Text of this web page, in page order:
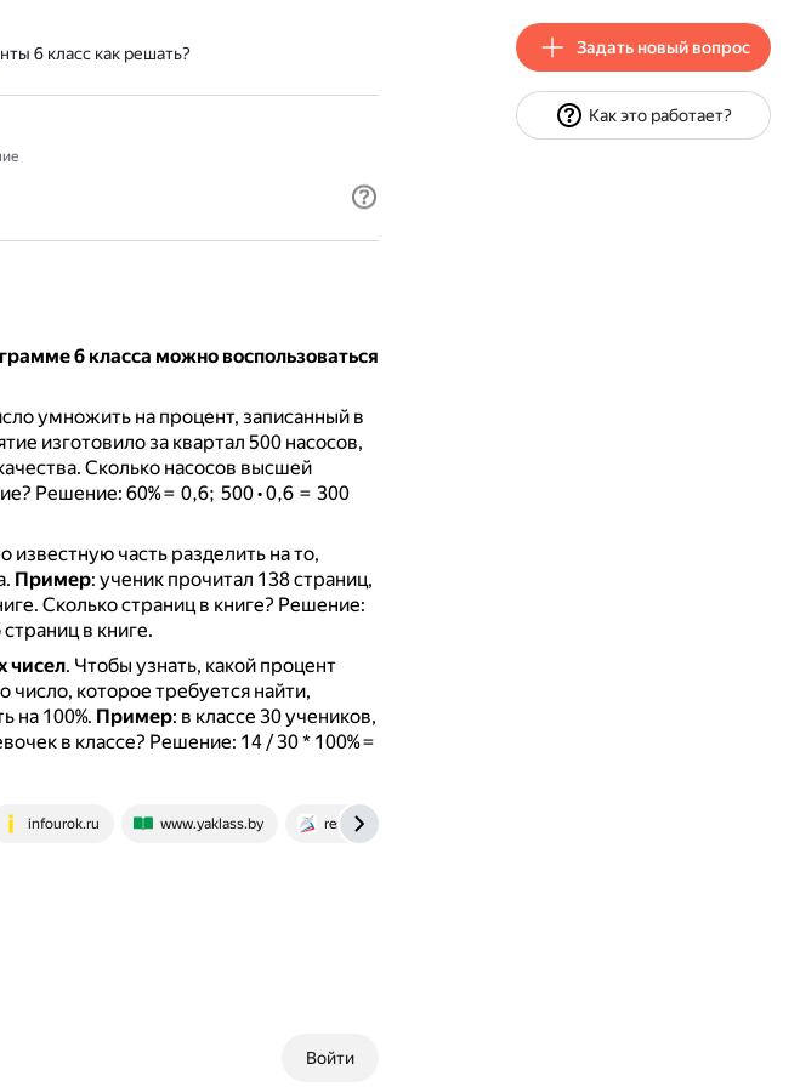
6 класс как решать?
6 класса можно воспользоваться
умножить на процент, записанный в
изготовило за квартал 500 насосов,
Сколько насосов высшей
Решение: 60% = 0,6; 500 • 0,6 = 300
известную часть разделить на то,
Пример: ученик прочитал 138 страниц,
Сколько страниц в книге? Решение:
в книге.
чисел. Чтобы узнать, какой процент
число, которое требуется найти,
на 100%. Пример: в классе 30 учеников,
в классе? Решение: 14 / 30 * 100% =
infourok.ru www.yaklass.by resh.edu.ru
Войти
Задать новый вопрос
Как это работает?